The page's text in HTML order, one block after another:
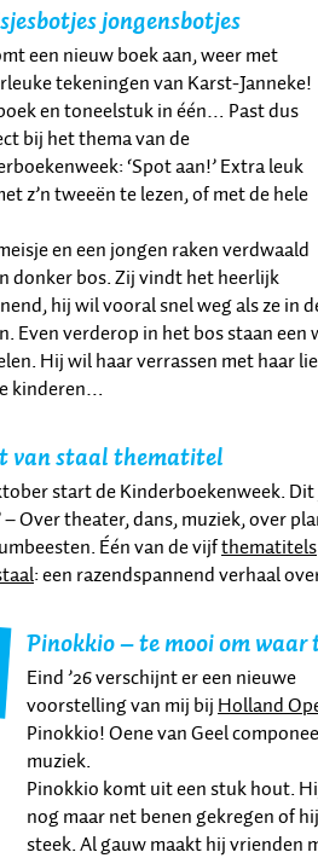
jongensbotjes
een nieuw boek aan, weer met
tekeningen van Karst-Janneke!
en toneelstuk in één… Past dus
bij het thema van de
‘Spot aan!’ Extra leuk
z’n tweeën te lezen, of met de hele
en een jongen raken verdwaald
donker bos. Zij vindt het heerlijk
hij wil vooral snel weg als ze in
Even verderop in het bos staan
Hij wil haar verrassen met haar
kinderen…
van staal thematitel
start de Kinderboekenweek. Dit
– Over theater, dans, muziek, over
Één van de vijfthematitels
: een razendspannend verhaal
Pinokkio – te mooi om waar
Eind ’26 verschijnt er een nieuwe
voorstelling van mij bijHolland
Pinokkio! Oene van Geel
muziek.
Pinokkio komt uit een stuk hout.
nog maar net benen gekregen of
steek. Al gauw maakt hij vrienden